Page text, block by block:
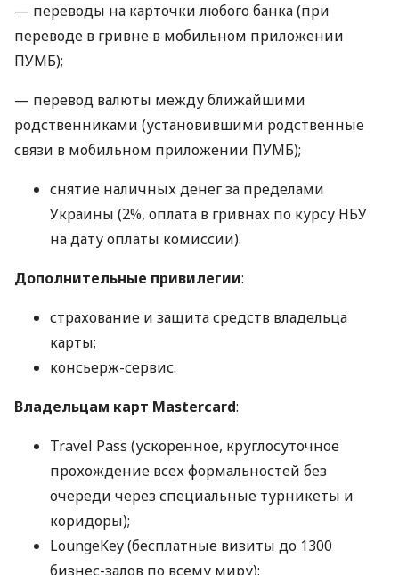
— переводы на карточки любого банка (при
переводе в гривне в мобильном приложении
ПУМБ);
— перевод валюты между ближайшими
родственниками (установившими родственные
связи в мобильном приложении ПУМБ);
снятие наличных денег за пределами
Украины (2%, оплата в гривнах по курсу НБУ
на дату оплаты комиссии).
Дополнительные привилегии:
страхование и защита средств владельца
карты;
консьерж-сервис.
Владельцам карт Mastercard:
Travel Pass (ускоренное, круглосуточное
прохождение всех формальностей без
очереди через специальные турникеты и
коридоры);
LoungeKey (бесплатные визиты до 1300
бизнес-залов по всему миру);